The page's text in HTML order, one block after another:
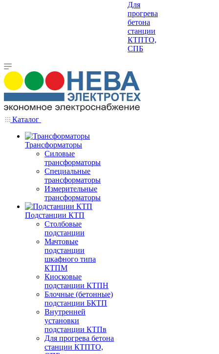
Для
прогрева
бетона
станции
КТПТО,
СПБ
Каталог
Трансформаторы
Силовые
трансформаторы
Специальные
трансформаторы
Измерительные
трансформаторы
Подстанции КТП
Столбовые
подстанции
Мачтовые
подстанции
шкафного типа
КТПМ
Киосковые
подстанции КТПН
Блочные (бетонные)
подстанции БКТП
Внутренней
установки
подстанции КТПв
Для прогрева бетона
станции КТПТО,